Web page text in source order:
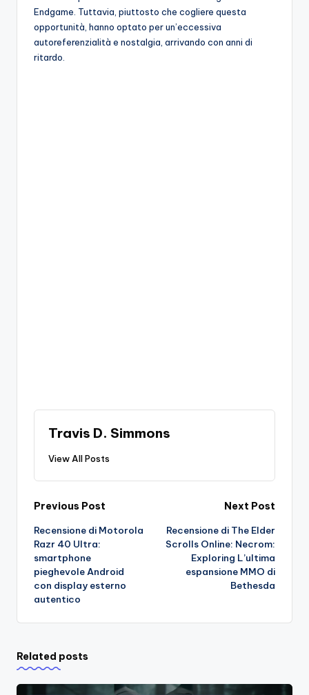
Endgame. Tuttavia, piuttosto che cogliere questa
opportunità, hanno optato per un’eccessiva
autoreferenzialità e nostalgia, arrivando con anni di
ritardo.
Travis D. Simmons
View All Posts
Post
navigation
Previous Post
Recensione di Motorola
Razr 40 Ultra:
smartphone
pieghevole Android
con display esterno
autentico
Next Post
Recensione di The Elder
Scrolls Online: Necrom:
Exploring L’ultima
espansione MMO di
Bethesda
Related posts